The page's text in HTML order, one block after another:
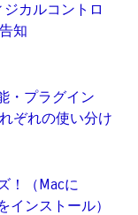
カルコントロ
知
・プラグイン
ぞれの使い分け
！（Macに
インストール）